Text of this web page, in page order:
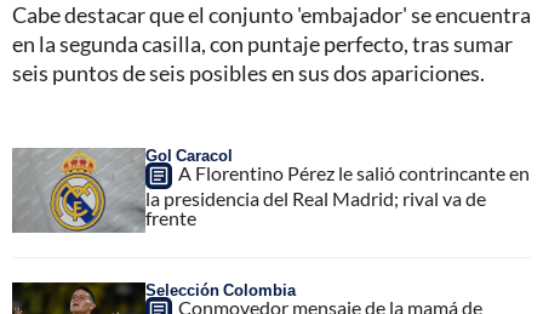
Cabe destacar que el conjunto 'embajador' se encuentra
en la segunda casilla, con puntaje perfecto, tras sumar
seis puntos de seis posibles en sus dos apariciones.
Gol Caracol
A Florentino Pérez le salió contrincante en
la presidencia del Real Madrid; rival va de
frente
Selección Colombia
Conmovedor mensaje de la mamá de